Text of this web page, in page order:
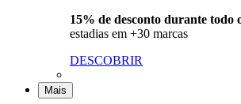
15% de desconto durante todo
estadias em +30 marcas
DESCOBRIR
Mais